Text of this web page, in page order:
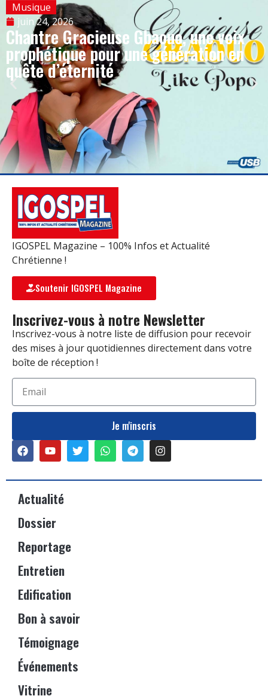
Musique
juin 24, 2026
Chantre Gracieuse Gbaouo, une voix
prophétique pour une génération en
quête d’éternité
IGOSPEL Magazine – 100% Infos et Actualité
Chrétienne !
Soutenir IGOSPEL Magazine
Inscrivez-vous à notre Newsletter
Inscrivez-vous à notre liste de diffusion pour recevoir
des mises à jour quotidiennes directement dans votre
boîte de réception !
Je m'inscris
Actualité
Dossier
Reportage
Entretien
Edification
Bon à savoir
Témoignage
Événements
Vitrine